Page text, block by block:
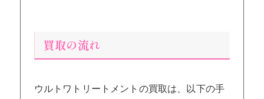
買取の流れ
ウルトワトリートメントの買取は、以下の手